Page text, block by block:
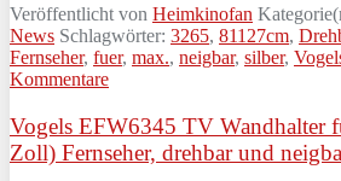
Veröffentlicht von Heimkinofan
News Schlagwörter: 3265, 81127cm,
Fernseher, fuer, max., neigbar, silber,
Kommentare
Vogels EFW6345 TV Wandhalter
Zoll) Fernseher, drehbar und